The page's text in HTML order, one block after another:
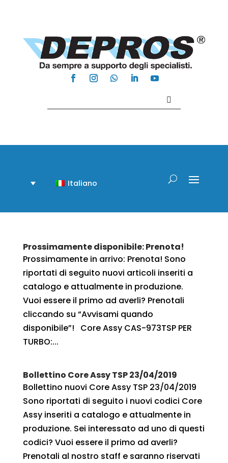
Italiano
Prossimamente disponibile: Prenota!
Prossimamente in arrivo: Prenota! Sono
riportati di seguito nuovi articoli inseriti a
catalogo e attualmente in produzione.
Vuoi essere il primo ad averli? Prenotali
cliccando su “Avvisami quando
disponibile”! Core Assy CAS-973TSP PER
TURBO:...
Bollettino Core Assy TSP 23/04/2019
Bollettino nuovi Core Assy TSP 23/04/2019
Sono riportati di seguito i nuovi codici Core
Assy inseriti a catalogo e attualmente in
produzione. Sei interessato ad uno di questi
codici? Vuoi essere il primo ad averli?
Prenotali al nostro staff e saranno riservati